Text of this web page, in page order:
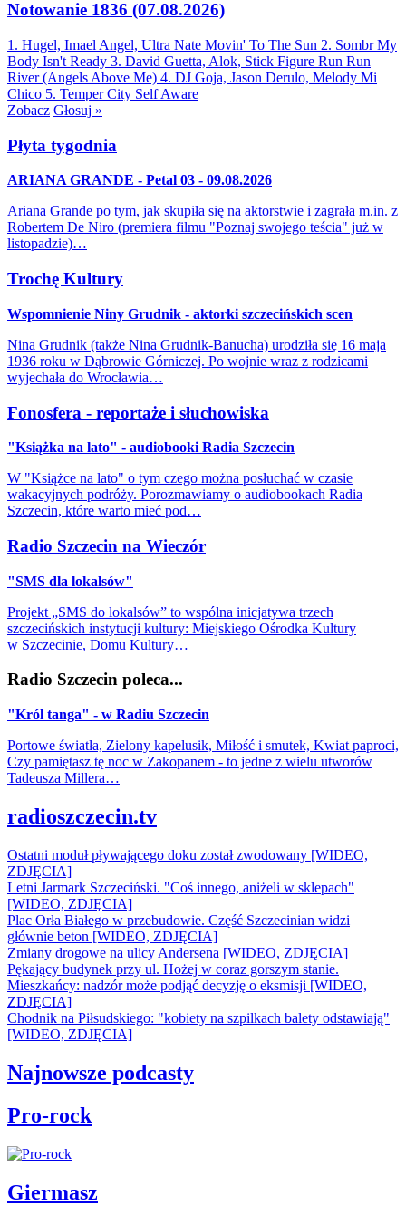
Notowanie 1836 (07.08.2026)
1. Hugel, Imael Angel, Ultra Nate Movin' To The Sun 2. Sombr My
Body Isn't Ready 3. David Guetta, Alok, Stick Figure Run Run
River (Angels Above Me) 4. DJ Goja, Jason Derulo, Melody Mi
Chico 5. Temper City Self Aware
Zobacz Głosuj »
Płyta tygodnia
ARIANA GRANDE - Petal 03 - 09.08.2026
Ariana Grande po tym, jak skupiła się na aktorstwie i zagrała m.in. z
Robertem De Niro (premiera filmu "Poznaj swojego teścia" już w
listopadzie)…
Trochę Kultury
Wspomnienie Niny Grudnik - aktorki szczecińskich scen
Nina Grudnik (także Nina Grudnik-Banucha) urodziła się 16 maja
1936 roku w Dąbrowie Górniczej. Po wojnie wraz z rodzicami
wyjechała do Wrocławia…
Fonosfera - reportaże i słuchowiska
"Książka na lato" - audiobooki Radia Szczecin
W "Książce na lato" o tym czego można posłuchać w czasie
wakacyjnych podróży. Porozmawiamy o audiobookach Radia
Szczecin, które warto mieć pod…
Radio Szczecin na Wieczór
"SMS dla lokalsów"
Projekt „SMS do lokalsów” to wspólna inicjatywa trzech
szczecińskich instytucji kultury: Miejskiego Ośrodka Kultury
w Szczecinie, Domu Kultury…
Radio Szczecin poleca...
"Król tanga" - w Radiu Szczecin
Portowe światła, Zielony kapelusik, Miłość i smutek, Kwiat paproci,
Czy pamiętasz tę noc w Zakopanem - to jedne z wielu utworów
Tadeusza Millera…
radioszczecin.tv
Ostatni moduł pływającego doku został zwodowany [WIDEO,
ZDJĘCIA]
Letni Jarmark Szczeciński. "Coś innego, aniżeli w sklepach"
[WIDEO, ZDJĘCIA]
Plac Orła Białego w przebudowie. Część Szczecinian widzi
głównie beton [WIDEO, ZDJĘCIA]
Zmiany drogowe na ulicy Andersena [WIDEO, ZDJĘCIA]
Pękający budynek przy ul. Hożej w coraz gorszym stanie.
Mieszkańcy: nadzór może podjąć decyzję o eksmisji [WIDEO,
ZDJĘCIA]
Chodnik na Piłsudskiego: "kobiety na szpilkach balety odstawiają"
[WIDEO, ZDJĘCIA]
Najnowsze podcasty
Pro-rock
Giermasz